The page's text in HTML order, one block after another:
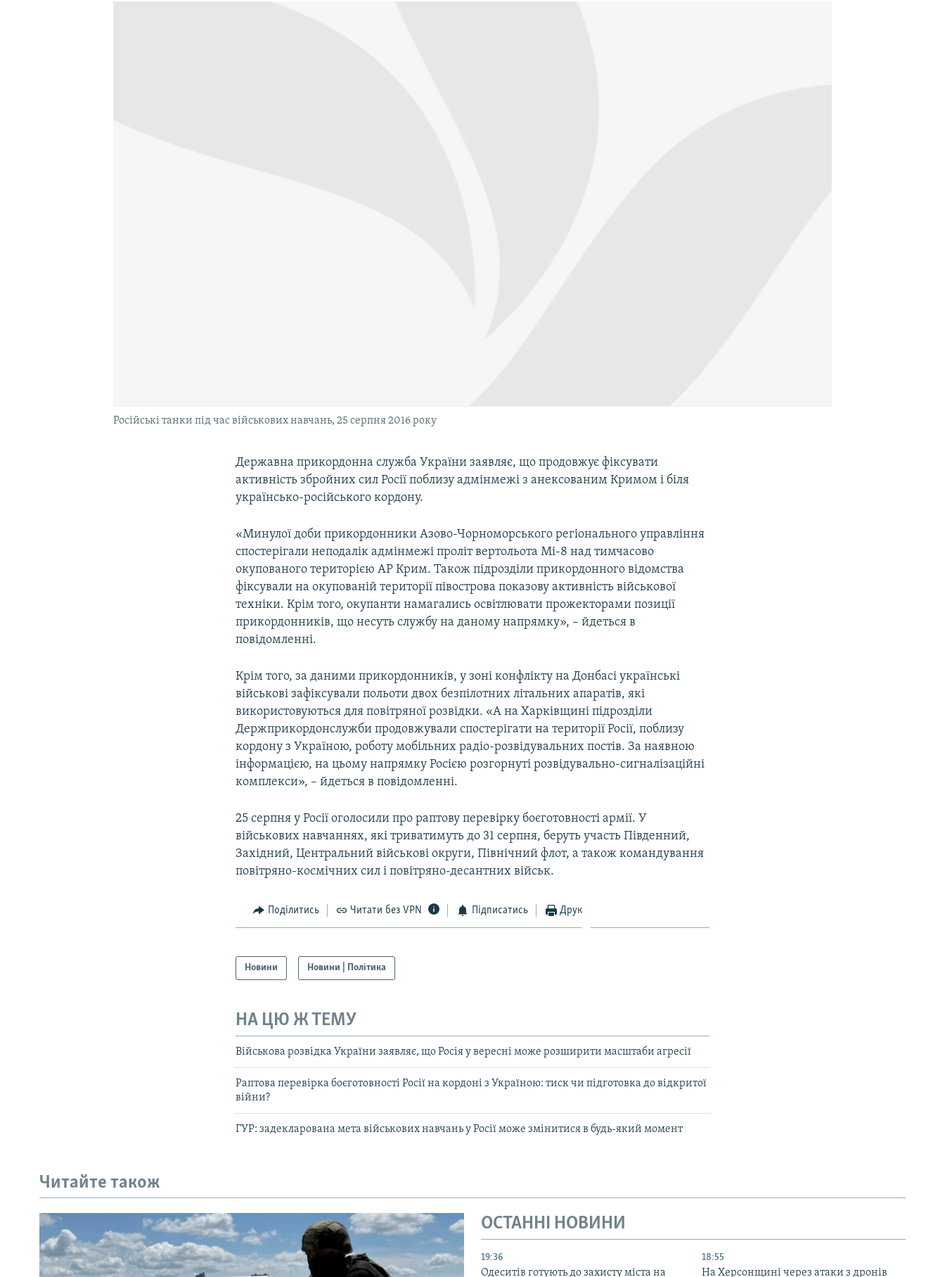
Російські танки під час військових навчань, 25 серпня 2016 року
Державна прикордонна служба України заявляє, що продовжує фіксувати
активність збройних сил Росії поблизу адмінмежі з анексованим Кримом і біля
українсько-російського кордону.
«Минулої доби прикордонники Азово-Чорноморського регіонального управління
спостерігали неподалік адмінмежі проліт вертольота Мі-8 над тимчасово
окупованого територією АР Крим. Також підрозділи прикордонного відомства
фіксували на окупованій території півострова показову активність військової
техніки. Крім того, окупанти намагались освітлювати прожекторами позиції
прикордонників, що несуть службу на даному напрямку», – йдеться в
повідомленні.
Крім того, за даними прикордонників, у зоні конфлікту на Донбасі українські
військові зафіксували польоти двох безпілотних літальних апаратів, які
використовуються для повітряної розвідки. «А на Харківщині підрозділи
Держприкордонслужби продовжували спостерігати на території Росії, поблизу
кордону з Україною, роботу мобільних радіо-розвідувальних постів. За наявною
інформацією, на цьому напрямку Росією розгорнуті розвідувально-сигналізаційні
комплекси», – йдеться в повідомленні.
25 серпня у Росії оголосили про раптову перевірку боєготовності армії. У
військових навчаннях, які триватимуть до 31 серпня, беруть участь Південний,
Західний, Центральний військові округи, Північний флот, а також командування
повітряно-космічних сил і повітряно-десантних військ.
Поділитись Читати без VPN Підписатись Друк
Новини Новини | Політика
НА ЦЮ Ж ТЕМУ
Військова розвідка України заявляє, що Росія у вересні може розширити масштаби агресії
Раптова перевірка боєготовності Росії на кордоні з Україною: тиск чи підготовка до відкритої
війни?
ГУР: задекларована мета військових навчань у Росії може змінитися в будь-який момент
Читайте також
ОСТАННІ НОВИНИ
19:36
Одеситів готують до захисту міста на
18:55
На Херсонщині через атаки з дронів